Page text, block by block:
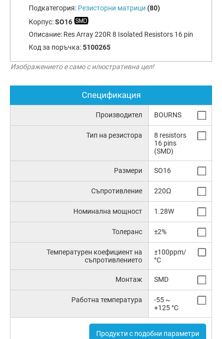
Подкатегория: Резисторни матрици (80)
Корпус:SO16
Описание: Res Array 220R 8 Isolated Resistors 16 pin
Код за поръчка:5100265
Изображението е само с илюстративна цел!
Спецификация
Производител BOURNS
Тип на резистора
8 resistors
16 pins
(SMD)
Размери SO16
Съпротивление 220Ω
Номинална мощност 1.28W
Толеранс ±2%
Температурен коефициент на
съпротивлението
±100ppm/
°C
Монтаж SMD
Работна температура
-55 ~
+125 °C
Продукти с подобни параметри